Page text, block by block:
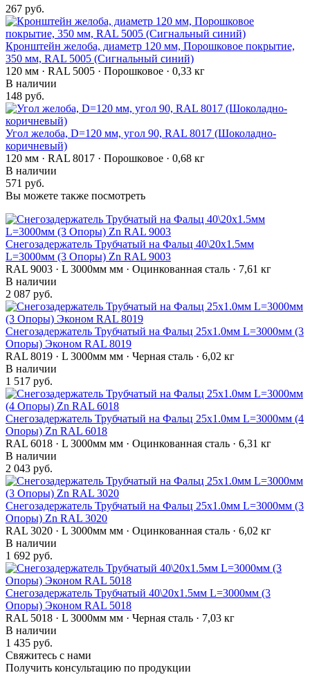
267 руб.
Кронштейн желоба, диаметр 120 мм, Порошковое покрытие,
350 мм, RAL 5005 (Сигнальный синий)
120 мм · RAL 5005 · Порошковое · 0,33 кг
В наличии
148 руб.
Угол желоба, D=120 мм, угол 90, RAL 8017 (Шоколадно-
коричневый)
120 мм · RAL 8017 · Порошковое · 0,68 кг
В наличии
571 руб.
Вы можете также посмотреть
Снегозадержатель Трубчатый на Фальц 40\20х1.5мм
L=3000мм (3 Опоры) Zn RAL 9003
RAL 9003 · L 3000мм мм · Оцинкованная сталь · 7,61 кг
В наличии
2 087 руб.
Снегозадержатель Трубчатый на Фальц 25х1.0мм L=3000мм (3
Опоры) Эконом RAL 8019
RAL 8019 · L 3000мм мм · Черная сталь · 6,02 кг
В наличии
1 517 руб.
Снегозадержатель Трубчатый на Фальц 25х1.0мм L=3000мм (4
Опоры) Zn RAL 6018
RAL 6018 · L 3000мм мм · Оцинкованная сталь · 6,31 кг
В наличии
2 043 руб.
Снегозадержатель Трубчатый на Фальц 25х1.0мм L=3000мм (3
Опоры) Zn RAL 3020
RAL 3020 · L 3000мм мм · Оцинкованная сталь · 6,02 кг
В наличии
1 692 руб.
Снегозадержатель Трубчатый 40\20х1.5мм L=3000мм (3
Опоры) Эконом RAL 5018
RAL 5018 · L 3000мм мм · Черная сталь · 7,03 кг
В наличии
1 435 руб.
Свяжитесь с нами
Получить консультацию по продукции